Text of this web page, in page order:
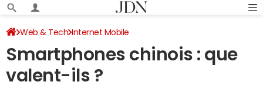
Web & Tech Internet Mobile
Smartphones chinois : que
valent-ils ?